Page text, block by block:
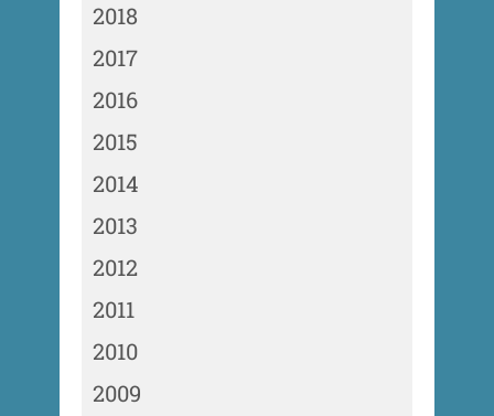
2018
2017
2016
2015
2014
2013
2012
2011
2010
2009